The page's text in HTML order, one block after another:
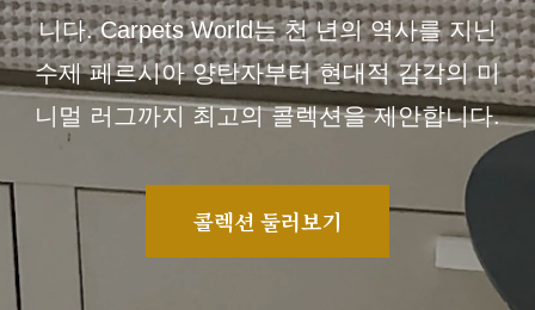
니다. Carpets World는 천 년의 역사를 지닌
수제 페르시아 양탄자부터 현대적 감각의 미
니멀 러그까지 최고의 콜렉션을 제안합니다.
콜렉션 둘러보기